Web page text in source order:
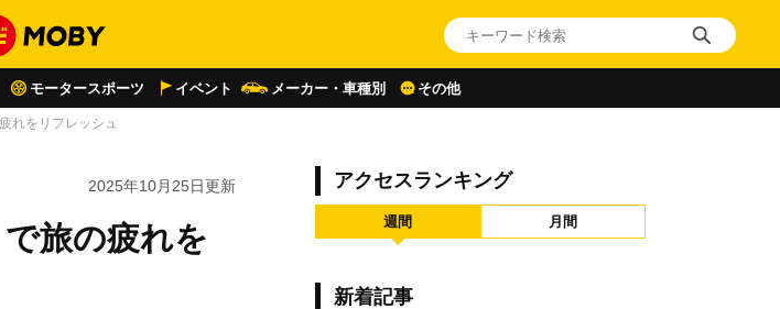
モータースポーツ イベント メーカー・車種別 その他
れをリフレッシュ
2025年10月25日更新
旅の疲れを
アクセスランキング
週間 月間
新着記事